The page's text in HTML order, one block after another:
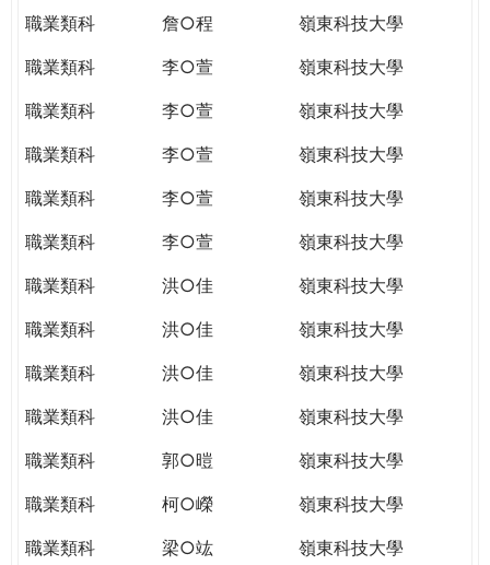
職業類科
詹○程
嶺東科技大學
職業類科
李○萱
嶺東科技大學
職業類科
李○萱
嶺東科技大學
職業類科
李○萱
嶺東科技大學
職業類科
李○萱
嶺東科技大學
職業類科
李○萱
嶺東科技大學
職業類科
洪○佳
嶺東科技大學
職業類科
洪○佳
嶺東科技大學
職業類科
洪○佳
嶺東科技大學
職業類科
洪○佳
嶺東科技大學
職業類科
郭○暟
嶺東科技大學
職業類科
柯○嶸
嶺東科技大學
職業類科
梁○竑
嶺東科技大學